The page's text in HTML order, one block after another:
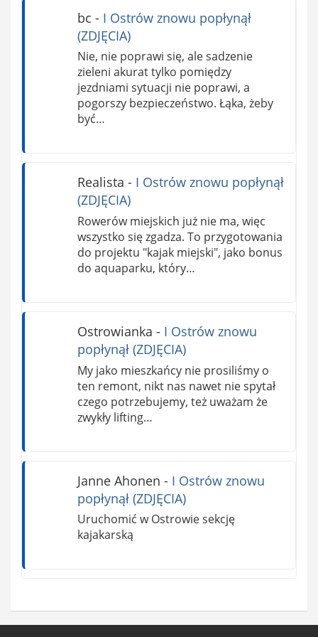
bc - I Ostrów znowu popłynął
(ZDJĘCIA)
Nie, nie poprawi się, ale sadzenie
zieleni akurat tylko pomiędzy
jezdniami sytuacji nie poprawi, a
pogorszy bezpieczeństwo. Łąka, żeby
być…
Realista - I Ostrów znowu popłynął
(ZDJĘCIA)
Rowerów miejskich już nie ma, więc
wszystko się zgadza. To przygotowania
do projektu "kajak miejski", jako bonus
do aquaparku, który…
Ostrowianka - I Ostrów znowu
popłynął (ZDJĘCIA)
My jako mieszkańcy nie prosiliśmy o
ten remont, nikt nas nawet nie spytał
czego potrzebujemy, też uważam że
zwykły lifting…
Janne Ahonen - I Ostrów znowu
popłynął (ZDJĘCIA)
Uruchomić w Ostrowie sekcję
kajakarską